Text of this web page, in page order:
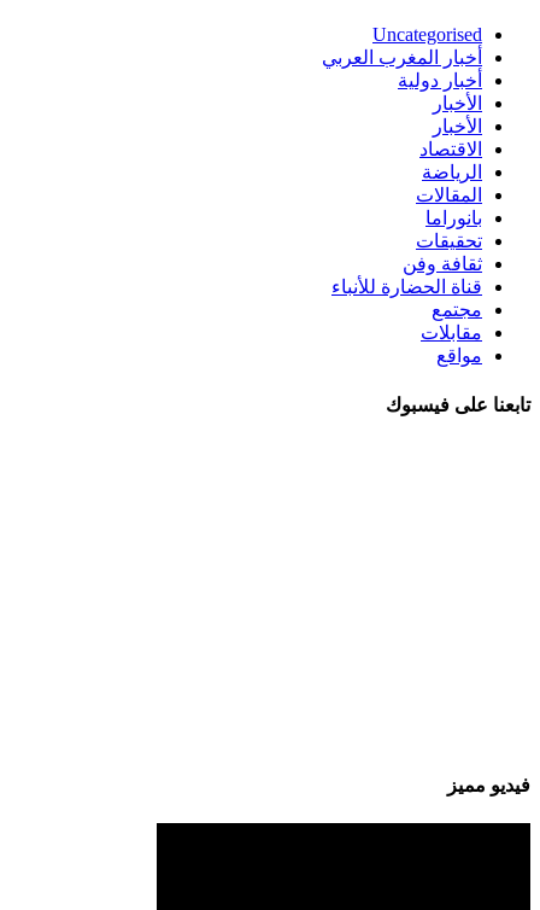
Uncategorised
أخبار المغرب العربي
أخبار دولية
الأخبار
الأخبار
الاقتصاد
الرياضة
المقالات
بانوراما
تحقيقات
ثقافة وفن
قناة الحضارة للأنباء
مجتمع
مقابلات
مواقع
تابعنا على فيسبوك
فيديو مميز